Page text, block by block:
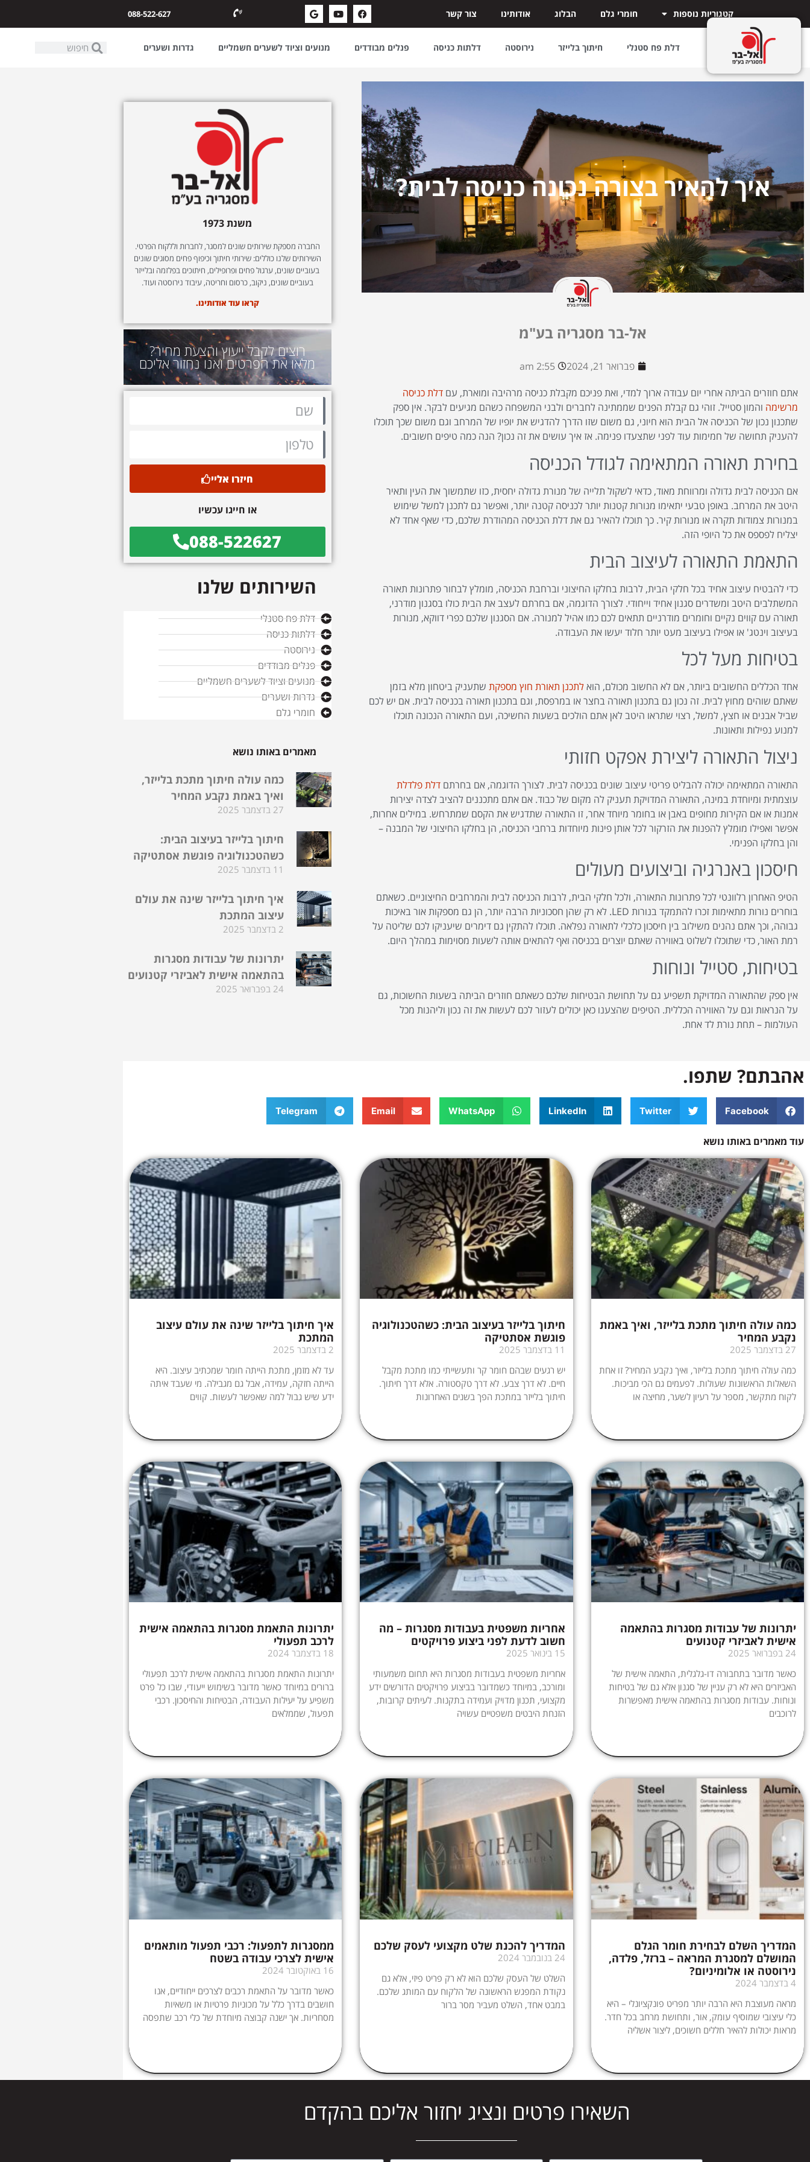
קטגוריות נוספות חומרי גלם הבלוג אודותינו צור קשר 088-522-627
דלת פח סטנלי חיתוך בלייזר נירוסטה דלתות כניסה פנלים מבודדים מנועים וציוד לשערים חשמליים גדרות ושערים
איך להאיר בצורה נכונה כניסה לבית?
אל-בר מסגריה בע"מ
פברואר 21, 2024
2:55 am
אתם חוזרים הביתה אחרי יום עבודה ארוך למדי, ואת פניכם מקבלת כניסה מרהיבה ומוארת, עם דלת כניסה
מרשימה והמון סטייל. זוהי גם קבלת הפנים שממתינה לחברים ולבני המשפחה כשהם מגיעים לבקר. אין ספק
שתכנון נכון של הכניסה אל הבית הוא חיוני, גם משום שזו הדרך להדגיש את יופיו של המרחב וגם משום שכך תוכלו
להעניק תחושה של חמימות עוד לפני שתצעדו פנימה. אז איך עושים את זה נכון? הנה כמה טיפים חשובים.
בחירת תאורה המתאימה לגודל הכניסה
אם הכניסה לבית גדולה ומרווחת מאוד, כדאי לשקול תלייה של מנורת גדולה יחסית, כזו שתמשוך את העין ותאיר
היטב את המרחב. באופן טבעי יתאימו מנורות קטנות יותר לכניסה קטנה יותר, ואפשר גם לתכנן למשל שימוש
במנורות צמודות תקרה או מנורות קיר. כך תוכלו להאיר גם את דלת הכניסה המהודרת שלכם, כדי שאף אחד לא
יצליח לפספס את כל היופי הזה.
התאמת התאורה לעיצוב הבית
כדי להבטיח עיצוב אחיד בכל חלקי הבית, לרבות בחלקו החיצוני וברחבת הכניסה, מומלץ לבחור פתרונות תאורה
המשתלבים היטב ומשדרים סגנון אחיד וייחודי. לצורך הדוגמה, אם בחרתם לעצב את הבית כולו בסגנון מודרני,
תאורה עם קווים נקיים וחומרים מודרניים תתאים לכם כמו אהיל למנורה. אם הסגנון שלכם כפרי דווקא, מנורות
בעיצוב וינטג' או אפילו בעיצוב מעט יותר חלוד יעשו את העבודה.
בטיחות מעל לכל
אחד הכללים החשובים ביותר, אם לא החשוב מכולם, הואלתכנן תאורת חוץ מספקת שתעניק ביטחון מלא בזמן
שאתם שוהים מחוץ לבית. זה נכון גם בתכנון תאורה בחצר או במרפסת, וגם בתכנון תאורה בכניסה לבית. אם יש לכם
שביל אבנים או חצץ, למשל, רצוי שתראו היטב לאן אתם הולכים בשעות החשיכה, ועם התאורה הנכונה תוכלו
למנוע נפילות ותאונות.
ניצול התאורה ליצירת אפקט חזותי
התאורה המתאימה יכולה להבליט פריטי עיצוב שונים בכניסה לבית. לצורך הדוגמה, אם בחרתם דלת פלדלת
עוצמתית ומיוחדת במינה, התאורה המדויקת תעניק לה מקום של כבוד. אם אתם מתכננים להציב לצדה יצירות
אמנות או אם הקירות מחופים באבן או בחומר מיוחד אחר, זו התאורה שתדגיש את הקסם שמתרחש. במילים אחרות,
אפשר ואפילו מומלץ להפנות את הזרקור לכל אותן פינות מיוחדות ברחבי הכניסה, הן בחלקו החיצוני של המבנה –
והן בחלקו הפנימי.
חיסכון באנרגיה וביצועים מעולים
הטיפ האחרון רלוונטי לכל פתרונות התאורה, ולכל חלקי הבית, לרבות הכניסה לבית והמרחבים החיצוניים. כשאתם
בוחרים נורות מתאימות זכרו להתמקד בנורות LED. לא רק שהן חסכוניות הרבה יותר, הן גם מספקות אור באיכות
גבוהה, וכך אתם נהנים משילוב בין חיסכון כלכלי לתאורה נפלאה. תוכלו להתקין גם דימרים שיעניקו לכם שליטה על
רמת האור, כדי שתוכלו לשלוט באווירה שאתם יוצרים בכניסה ואף להתאים אותה לשעות מסוימות במהלך היום.
בטיחות, סטייל ונוחות
אין ספק שהתאורה המדויקת תשפיע גם על תחושת הבטיחות שלכם כשאתם חוזרים הביתה בשעות החשוכות, גם
על הנראות וגם על האווירה הכללית. הטיפים שהצענו כאן יכולים לעזור לכם לעשות את זה נכון וליהנות מכל
העולמות – תחת נורת לד אחת.
משנת 1973
החברה מספקת שירותים שונים למסגר, לחברות וללקוח הפרטי.
השירותים שלנו כוללים: שירותי חיתוך וכיפוף פחים מסוגים שונים
בעוביים שונים, ערגול פחים ופרופילים, חיתוכים בפלזמה ובלייזר
בעוביים שונים, ניקוב, כרסום וחריטה, עיבוד נירוסטה ועוד.
קראו עוד אודותינו.
רוצים לקבל ייעוץ והצעת מחיר?
מלאו את הפרטים ואנו נחזור אליכם
חיזרו אליי
או חייגו עכשיו
088-522627
השירותים שלנו
דלת פח סטנלי
דלתות כניסה
נירוסטה
פנלים מבודדים
מנועים וציוד לשערים חשמליים
גדרות ושערים
חומרי גלם
מאמרים באותו נושא
כמה עולה חיתוך מתכת בלייזר,
ואיך באמת נקבע המחיר
27 בדצמבר 2025
חיתוך בלייזר בעיצוב הבית:
כשהטכנולוגיה פוגשת אסתטיקה
11 בדצמבר 2025
איך חיתוך בלייזר שינה את עולם
עיצוב המתכת
2 בדצמבר 2025
יתרונות של עבודות מסגרות
בהתאמה אישית לאביזרי קטנועים
24 בפברואר 2025
אהבתם? שתפו.
Facebook
Twitter
LinkedIn
WhatsApp
Email
Telegram
עוד מאמרים באותו נושא
כמה עולה חיתוך מתכת בלייזר, ואיך באמת
נקבע המחיר
27 בדצמבר 2025
כמה עולה חיתוך מתכת בלייזר, ואיך נקבע המחיר? זו אחת
השאלות הראשונות שעולות. לפעמים גם הכי מביכות.
לקוח מתקשר, מספר על רעיון לשער, מחיצה או
חיתוך בלייזר בעיצוב הבית: כשהטכנולוגיה
פוגשת אסתטיקה
11 בדצמבר 2025
יש רגעים שבהם חומר קר ותעשייתי כמו מתכת מקבל
חיים. לא דרך צבע. לא דרך טקסטורה. אלא דרך חיתוך.
חיתוך בלייזר במתכת הפך בשנים האחרונות
איך חיתוך בלייזר שינה את עולם עיצוב
המתכת
2 בדצמבר 2025
עד לא מזמן, מתכת הייתה חומר שמכתיב עיצוב. היא
הייתה חזקה, עמידה, אבל גם מגבילה. מי שעבד איתה
ידע שיש גבול למה שאפשר לעשות. קווים
יתרונות של עבודות מסגרות בהתאמה
אישית לאביזרי קטנועים
24 בפברואר 2025
כאשר מדובר בתחבורה דו-גלגלית, התאמה אישית של
האביזרים היא לא רק עניין של סגנון אלא גם של בטיחות
ונוחות. עבודות מסגרות בהתאמה אישית מאפשרות
לרוכבים
אחריות משפטית בעבודות מסגרות – מה
חשוב לדעת לפני ביצוע פרויקטים
15 בינואר 2025
אחריות משפטית בעבודות מסגרות היא תחום משמעותי
ומורכב, במיוחד כשמדובר בביצוע פרויקטים הדורשים ידע
מקצועי, תכנון מדויק ועמידה בתקנות. לעיתים קרובות,
הזנחת היבטים משפטיים עשויה
יתרונות התאמת מסגרות בהתאמה אישית
לרכב תפעולי
18 בדצמבר 2024
יתרונות התאמת מסגרות בהתאמה אישית לרכב תפעולי
ברורים במיוחד כאשר מדובר בשימוש ייעודי, שבו כל פרט
משפיע על יעילות העבודה, הבטיחות והחיסכון. רכבי
תפעול, שממלאים
המדריך השלם לבחירת חומר הגלם
המושלם למסגרת המראה – ברזל, פלדה,
נירוסטה או אלומיניום?
4 בדצמבר 2024
מראה מעוצבת היא הרבה יותר מפריט פונקציונלי – היא
כלי עיצובי שמוסיף עומק, אור, ותחושת מרחב בכל חדר.
מראות יכולות להאיר חללים חשוכים, ליצור אשליה
המדריך להכנת שלט מקצועי לעסק שלכם
24 בנובמבר 2024
השלט של העסק שלכם הוא לא רק פריט פיזי, אלא גם
נקודת המפגש הראשונה של הלקוח עם המותג שלכם.
במבט אחד, השלט מעביר מסר ברור
ממסגרות לתפעול: רכבי תפעול מותאמים
אישית לצרכי עבודה בשטח
16 באוקטובר 2024
כאשר מדובר על התאמת רכבים לצרכים ייחודיים, אנו
חושבים בדרך כלל על מכוניות פרטיות או משאיות
מסחריות. אך ישנה קבוצה מיוחדת של כלי רכב שתפסה
השאירו פרטים ונציג יחזור אליכם בהקדם